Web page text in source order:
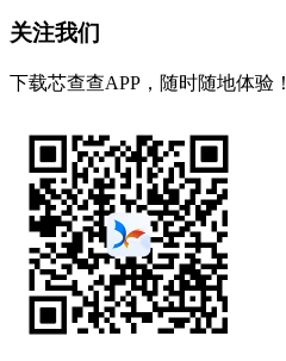
关注我们
下载芯查查APP，随时随地体验！